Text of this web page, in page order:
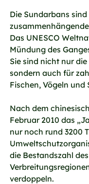
Die Sundarbans
Das UNESCO
Mündung des
Sie sind nicht nur
sondern auch für
Fischen, Vögeln und
Nach dem
Februar 2010 das
nur noch rund 3200
die Bestandszahl
verdoppeln.